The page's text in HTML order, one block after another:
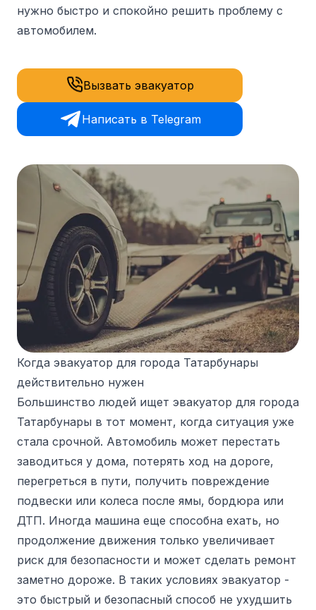
нужно быстро и спокойно решить проблему с
автомобилем.
Вызвать эвакуатор
Написать в Telegram
Когда эвакуатор для города Татарбунары
действительно нужен
Большинство людей ищет эвакуатор для города
Татарбунары в тот момент, когда ситуация уже
стала срочной. Автомобиль может перестать
заводиться у дома, потерять ход на дороге,
перегреться в пути, получить повреждение
подвески или колеса после ямы, бордюра или
ДТП. Иногда машина еще способна ехать, но
продолжение движения только увеличивает
риск для безопасности и может сделать ремонт
заметно дороже. В таких условиях эвакуатор -
это быстрый и безопасный способ не ухудшить